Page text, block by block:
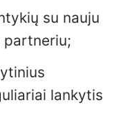
su nauju
lankytis